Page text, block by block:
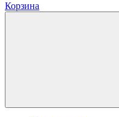
Корзина